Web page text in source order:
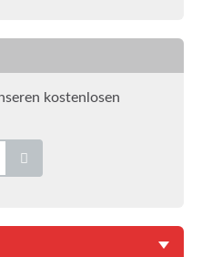
kostenlosen